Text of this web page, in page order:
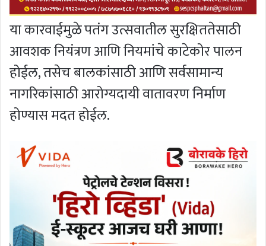
या कारवाईमुळे पतंग उत्सवातील सुरक्षिततेसाठी
आवशक नियंत्रण आणि नियमांचे काटेकोर पालन
होईल, तसेच बालकांसाठी आणि सर्वसामान्य
नागरिकांसाठी आरोग्यदायी वातावरण निर्माण
होण्यास मदत होईल.